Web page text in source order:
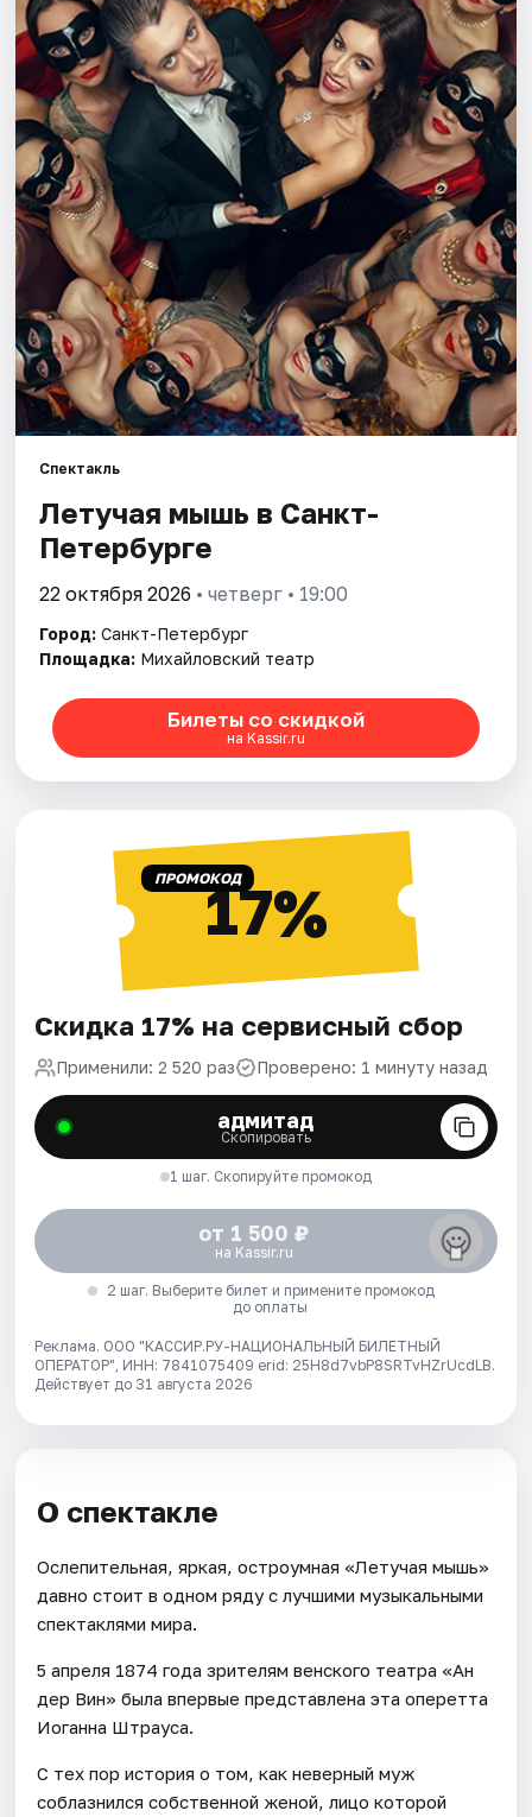
Города
Площадки
Артисты
Рейтинги
Спектакль
Летучая мышь в Санкт-
Петербурге
22 октября 2026 • четверг • 19:00
Город: Санкт-Петербург
Площадка: Михайловский театр
Билеты со скидкой
на Kassir.ru
ПРОМОКОД17%
Скидка 17% на сервисный сбор
Применили: 2 520 раз Проверено: 1 минуту назад
адмитад
Скопировать
1 шаг. Скопируйте промокод
от 1 500 ₽
на Kassir.ru
2 шаг. Выберите билет и примените промокод
до оплаты
Реклама. ООО "КАССИР.РУ-НАЦИОНАЛЬНЫЙ БИЛЕТНЫЙ
ОПЕРАТОР", ИНН: 7841075409 erid: 25H8d7vbP8SRTvHZrUcdLB.
Действует до 31 августа 2026
О спектакле
Ослепительная, яркая, остроумная «Летучая мышь»
давно стоит в одном ряду с лучшими музыкальными
спектаклями мира.
5 апреля 1874 года зрителям венского театра «Ан
дер Вин» была впервые представлена эта оперетта
Иоганна Штрауса.
С тех пор история о том, как неверный муж
соблазнился собственной женой, лицо которой